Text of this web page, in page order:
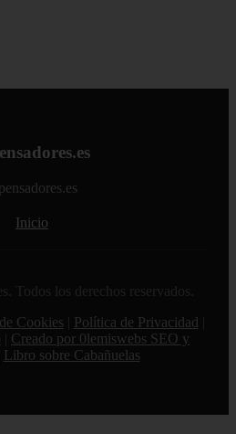
Inicio
Todos los derechos reservados.
Cookies Política de Privacidad
Creado por 0lemiswebs SEO y
Libro sobre Cabañuelas